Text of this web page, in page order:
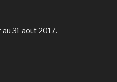
31 aout 2017.